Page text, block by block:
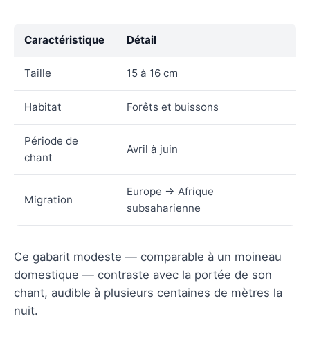
Caractéristique Détail
Taille 15 à 16 cm
Habitat Forêts et buissons
Période de
chant
Avril à juin
Migration
Europe → Afrique
subsaharienne
Ce gabarit modeste — comparable à un moineau
domestique — contraste avec la portée de son
chant, audible à plusieurs centaines de mètres la
nuit.